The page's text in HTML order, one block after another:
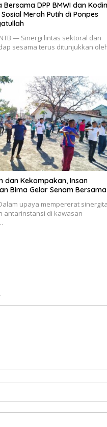
Bersama DPP BMWI dan
Merah Putih di Ponpes
— Sinergi lintas sektoral dan
sesama terus ditunjukkan
dan Kekompakan, Insan
Bima Gelar Senam Bersama
upaya mempererat
antarinstansi di kawasan